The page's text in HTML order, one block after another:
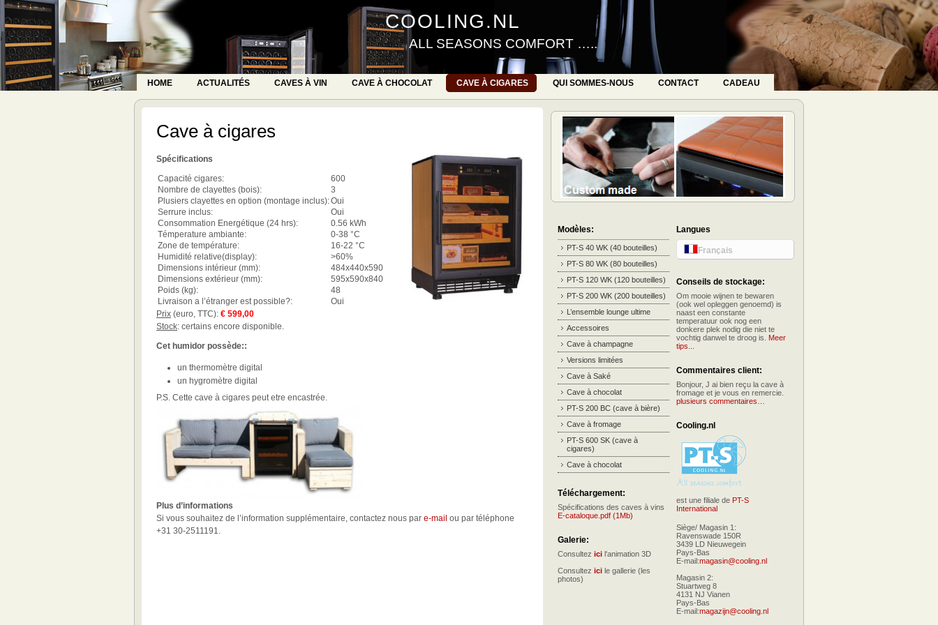
COOLING.NL
ALL SEASONS COMFORT …..
HOME ACTUALITÉS CAVES À VIN CAVE À CHOCOLAT CAVE À CIGARES QUI SOMMES-NOUS CONTACT CADEAU
Cave à cigares
Spécifications
Capacité cigares:
600
Nombre de clayettes (bois):
3
Plusiers clayettes en option (montage inclus):Oui
Serrure inclus:
Oui
Consommation Energétique (24 hrs):
0.56 kWh
Témperature ambiante:
0-38 °C
Zone de température:
16-22 °C
Humidité relative(display):
>60%
Dimensions intérieur (mm):
484x440x590
Dimensions extérieur (mm):
595x590x840
Poids (kg):
48
Livraison a l’étranger est possible?:
Oui
Prix (euro, TTC): € 599,00
Stock: certains encore disponible.
Cet humidor possède::
un thermomètre digital
un hygromètre digital
P.S. Cette cave à cigares peut etre encastrée.
Plus d’informations
Si vous souhaitez de l’information supplémentaire, contactez nous par e-mail ou par téléphone
+31 30-2511191.
Modèles:
PT-S 40 WK (40 bouteilles)
PT-S 80 WK (80 bouteilles)
PT-S 120 WK (120 bouteilles)
PT-S 200 WK (200 bouteilles)
L’ensemble lounge ultime
Accessoires
Cave à champagne
Versions limitées
Cave à Saké
Cave à chocolat
PT-S 200 BC (cave à bière)
Cave à fromage
PT-S 600 SK (cave à
cigares)
Cave à chocolat
Téléchargement:
Spécifications des caves à vins
E-cataloque.pdf (1Mb)
Galerie:
Consultez ici l'animation 3D
Consultez ici le gallerie (les
photos)
Langues
Français
Conseils de stockage:
Om mooie wijnen te bewaren
(ook wel opleggen genoemd) is
naast een constante
temperatuur ook nog een
donkere plek nodig die niet te
vochtig danwel te droog is. Meer
tips...
Commentaires client:
Bonjour, J ai bien reçu la cave à
fromage et je vous en remercie.
plusieurs commentaires…
Cooling.nl
est une filiale de PT-S
International
Siège/ Magasin 1:
Ravenswade 150R
3439 LD Nieuwegein
Pays-Bas
E-mail:magasin@cooling.nl
Magasin 2:
Stuartweg 8
4131 NJ Vianen
Pays-Bas
E-mail:magazijn@cooling.nl